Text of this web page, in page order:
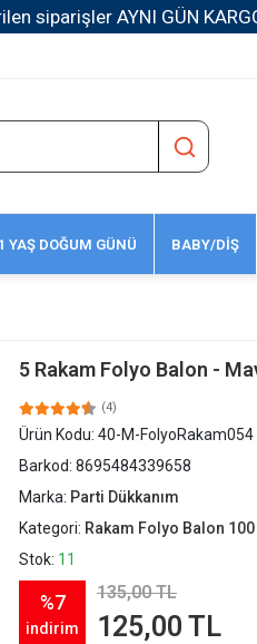
Kargo Ücretsiz!
1 YAŞ DOĞUM GÜNÜ BABY/DİŞ
5 Rakam Folyo Balon -
(4)
Ürün Kodu: 40-M-FolyoRakam054
Barkod: 8695484339658
Marka: Parti Dükkanım
Kategori: Rakam Folyo Balon
Stok: 11
%7
indirim
135,00 TL
125,00 TL